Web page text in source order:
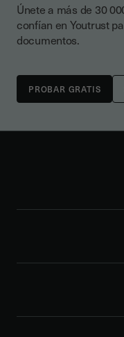
Únete a más de 30
confían en Youtrust
documentos.